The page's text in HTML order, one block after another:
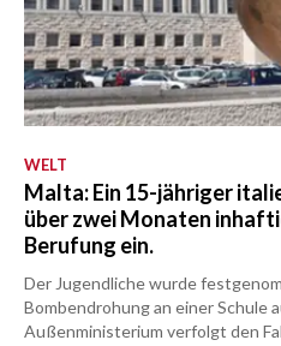
WELT
Malta: Ein 15-jähriger
über zwei Monaten
Berufung ein.
Der Jugendliche wurde
Bombendrohung an einer Schule
Außenministerium verfolgt den